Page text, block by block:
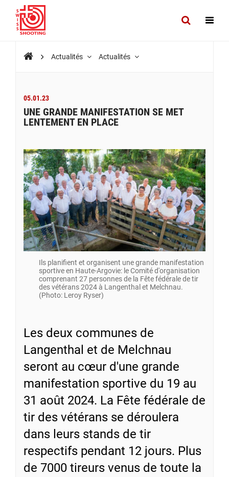
Actualités Actualités
05.01.23
UNE GRANDE MANIFESTATION SE MET
LENTEMENT EN PLACE
Ils planifient et organisent une grande manifestation
sportive en Haute-Argovie: le Comité d'organisation
comprenant 27 personnes de la Fête fédérale de tir
des vétérans 2024 à Langenthal et Melchnau.
(Photo: Leroy Ryser)
Les deux communes de
Langenthal et de Melchnau
seront au cœur d'une grande
manifestation sportive du 19 au
31 août 2024. La Fête fédérale de
tir des vétérans se déroulera
dans leurs stands de tir
respectifs pendant 12 jours. Plus
de 7000 tireurs venus de toute la